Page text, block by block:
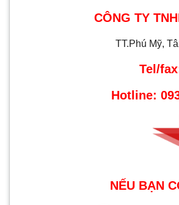
CÔNG TY
TT.Phú Mỹ,
Tel/
Hotline:
NẾU BẠN